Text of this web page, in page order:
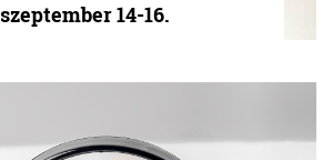
szeptember 14-16.